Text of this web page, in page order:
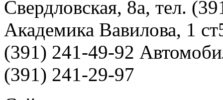
Свердловская, 8а, тел.
Академика Вавилова, 1
(391) 241-49-92
(391) 241-29-97